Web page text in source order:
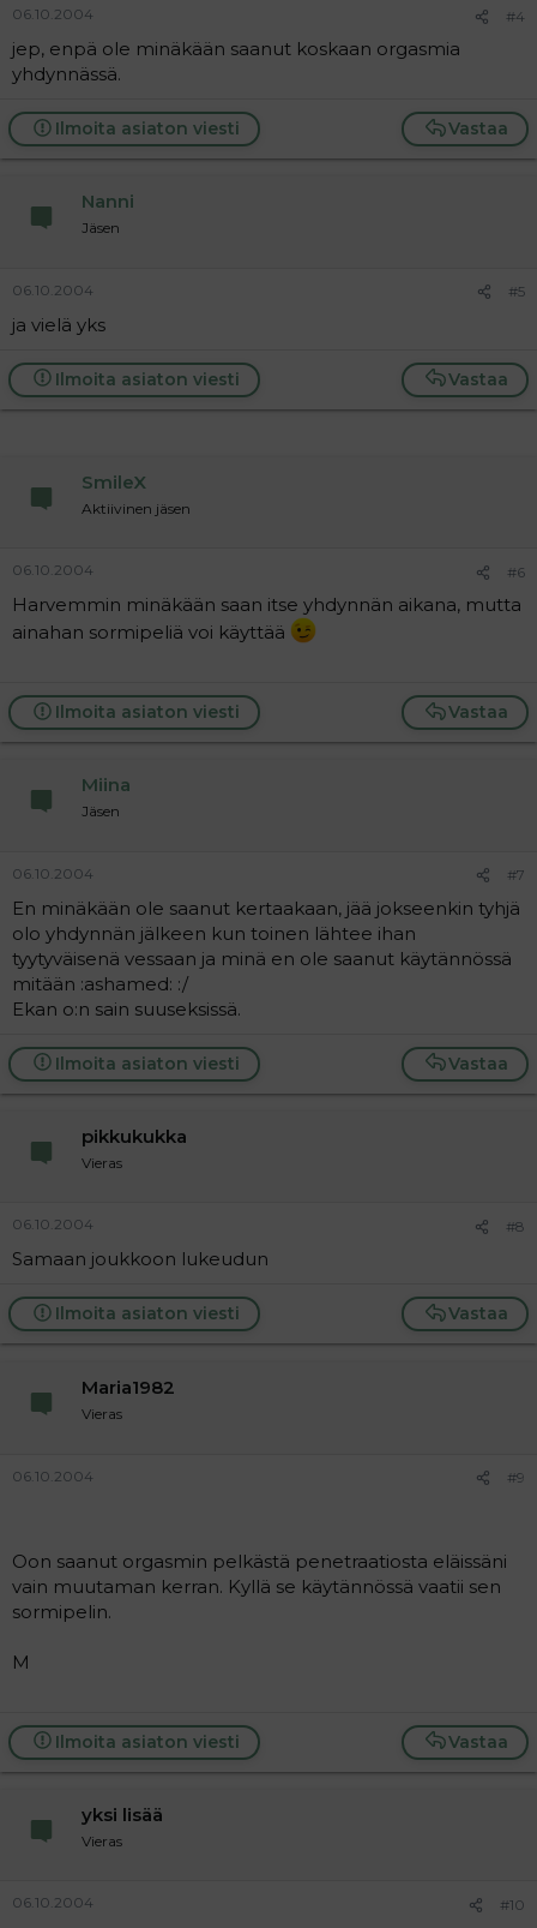
06.10.2004 #4
jep, enpä ole minäkään saanut koskaan orgasmia
yhdynnässä.
Vastaa
Ilmoita asiaton viesti
Nanni
Jäsen
06.10.2004 #5
ja vielä yks
Vastaa
Ilmoita asiaton viesti
SmileX
Aktiivinen jäsen
06.10.2004 #6
Harvemmin minäkään saan itse yhdynnän aikana, mutta
ainahan sormipeliä voi käyttää
Vastaa
Ilmoita asiaton viesti
Miina
Jäsen
06.10.2004 #7
En minäkään ole saanut kertaakaan, jää jokseenkin tyhjä
olo yhdynnän jälkeen kun toinen lähtee ihan
tyytyväisenä vessaan ja minä en ole saanut käytännössä
mitään :ashamed: :/
Ekan o:n sain suuseksissä.
Vastaa
Ilmoita asiaton viesti
pikkukukka
Vieras
06.10.2004 #8
Samaan joukkoon lukeudun
Vastaa
Ilmoita asiaton viesti
Maria1982
Vieras
06.10.2004 #9
Oon saanut orgasmin pelkästä penetraatiosta eläissäni
vain muutaman kerran. Kyllä se käytännössä vaatii sen
sormipelin.
M
Vastaa
Ilmoita asiaton viesti
yksi lisää
Vieras
06.10.2004 #10